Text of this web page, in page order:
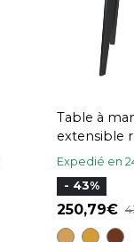
Table à
extensible
150 cm
Expedié en
- 43%
250,79